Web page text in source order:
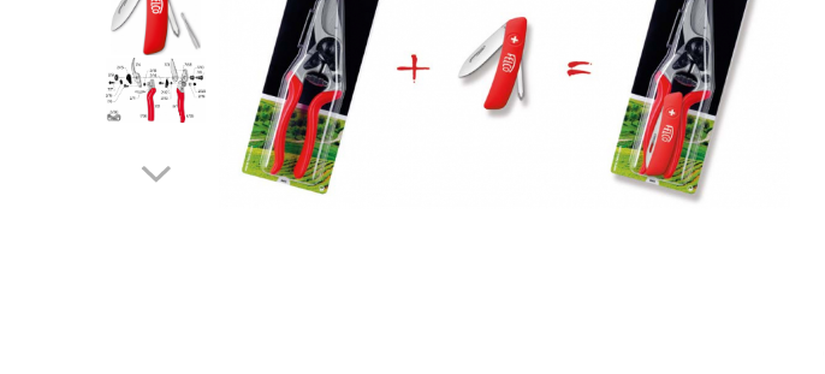
CUTITE DE BUZUNAR
FOARFECE ELECTRICE SI ACCESORII